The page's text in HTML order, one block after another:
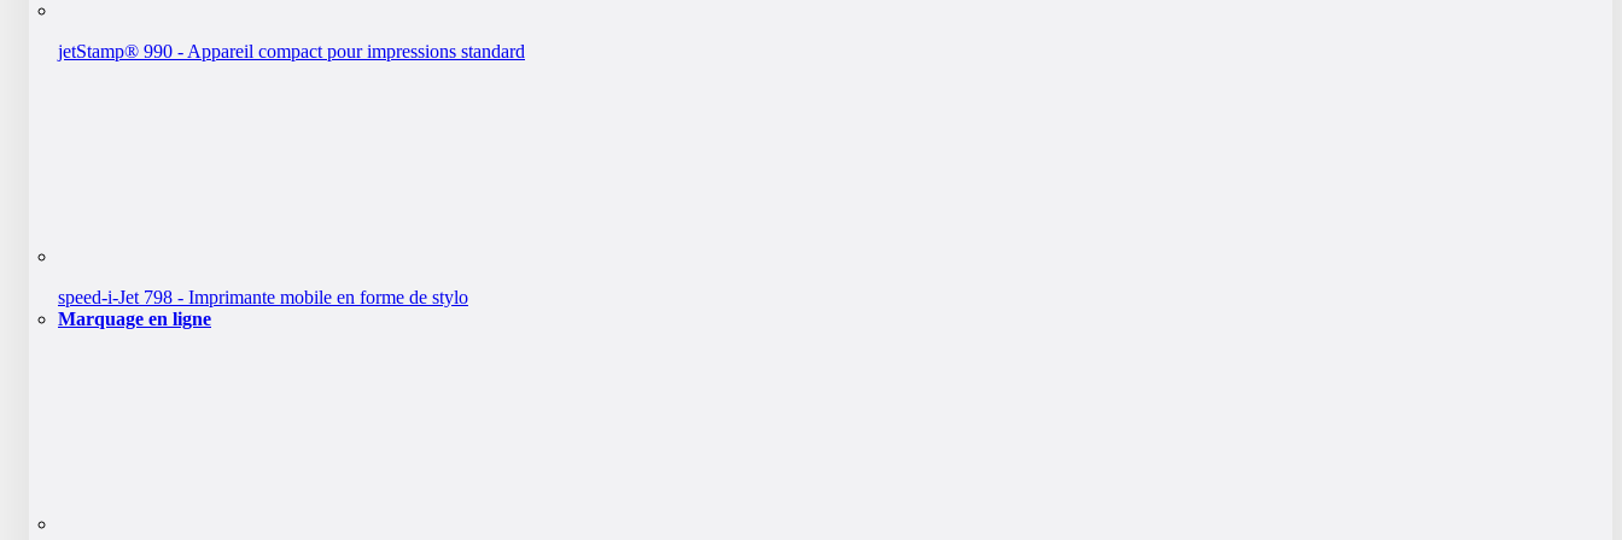
jetStamp® 990 - Appareil compact pour impressions standard
speed-i-Jet 798 - Imprimante mobile en forme de stylo
Marquage en ligne